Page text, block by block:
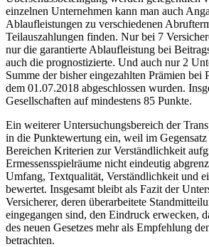
einzelnen Unternehmen kann man auch
Ablaufleistungen zu verschiedenen
Teilauszahlungen finden. Nur bei 7
nur die garantierte Ablaufleistung bei
auch die prognostizierte. Und auch nur 2
Summe der bisher eingezahlten Prämien bei
dem 01.07.2018 abgeschlossen wurden.
Gesellschaften auf mindestens 85 Punkte.
Ein weiterer Untersuchungsbereich der
in die Punktewertung ein, weil im Gegensatz
Bereichen Kriterien zur Verständlichkeit
Ermessensspielräume nicht eindeutig
Umfang, Textqualität, Verständlichkeit und
bewertet. Insgesamt bleibt als Fazit der
Versicherer, deren überarbeitete
eingegangen sind, den Eindruck erwecken,
des neuen Gesetzes mehr als Empfehlung
betrachten.